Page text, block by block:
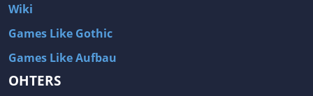
Wiki
Games Like Gothic
Games Like Aufbau
OHTERS